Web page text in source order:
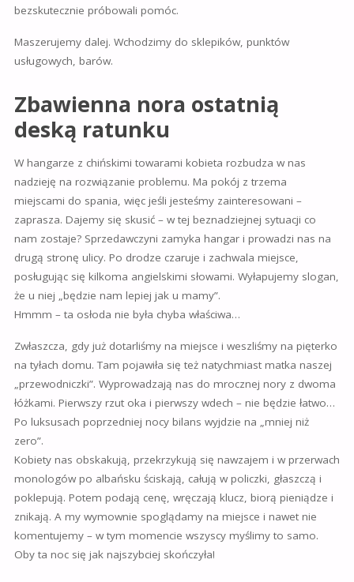
bezskutecznie próbowali pomóc.
Maszerujemy dalej. Wchodzimy do sklepików, punktów
usługowych, barów.
Zbawienna nora ostatnią
deską ratunku
W hangarze z chińskimi towarami kobieta rozbudza w nas
nadzieję na rozwiązanie problemu. Ma pokój z trzema
miejscami do spania, więc jeśli jesteśmy zainteresowani –
zaprasza. Dajemy się skusić – w tej beznadziejnej sytuacji co
nam zostaje? Sprzedawczyni zamyka hangar i prowadzi nas na
drugą stronę ulicy. Po drodze czaruje i zachwala miejsce,
posługując się kilkoma angielskimi słowami. Wyłapujemy slogan,
że u niej „będzie nam lepiej jak u mamy”.
Hmmm – ta osłoda nie była chyba właściwa…
Zwłaszcza, gdy już dotarliśmy na miejsce i weszliśmy na pięterko
na tyłach domu. Tam pojawiła się też natychmiast matka naszej
„przewodniczki”. Wyprowadzają nas do mrocznej nory z dwoma
łóżkami. Pierwszy rzut oka i pierwszy wdech – nie będzie łatwo…
Po luksusach poprzedniej nocy bilans wyjdzie na „mniej niż
zero”.
Kobiety nas obskakują, przekrzykują się nawzajem i w przerwach
monologów po albańsku ściskają, całują w policzki, głaszczą i
poklepują. Potem podają cenę, wręczają klucz, biorą pieniądze i
znikają. A my wymownie spoglądamy na miejsce i nawet nie
komentujemy – w tym momencie wszyscy myślimy to samo.
Oby ta noc się jak najszybciej skończyła!